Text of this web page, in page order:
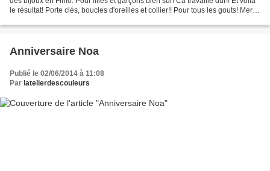
le résultat! Porte clés, boucles d'oreilles et collier!! Pour tous les gouts! Merci
Anniversaire Noa
Publié le 02/06/2014 à 11:08
Par latelierdescouleurs